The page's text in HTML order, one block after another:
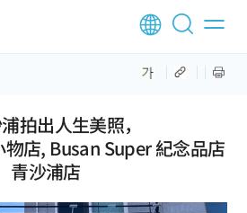
拍出人生美照，
店, Busan Super 紀念品店
青沙浦店